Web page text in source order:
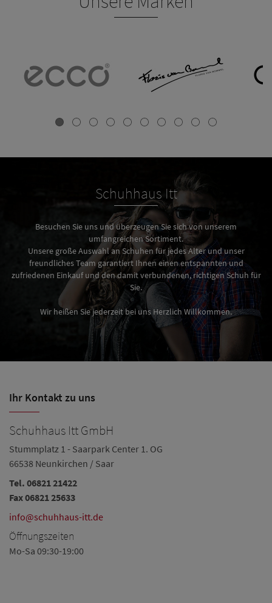
Schuhhaus Itt
Besuchen Sie uns und überzeugen Sie sich von unserem
umfangreichen Sortiment.
Unsere große Auswahl an Schuhen für jedes Alter und unser
freundliches Team garantiert Ihnen einen entspannten und
zufriedenen Einkauf und den damit verbundenen, richtigen Schuh für
Sie.
Wir heißen Sie jederzeit bei uns Herzlich Willkommen.
Ihr Kontakt zu uns
Schuhhaus Itt GmbH
Stummplatz 1 - Saarpark Center 1. OG
66538 Neunkirchen / Saar
Tel. 06821 21422
Fax 06821 25633
info@schuhhaus-itt.de
Öffnungszeiten
Mo-Sa 09:30-19:00